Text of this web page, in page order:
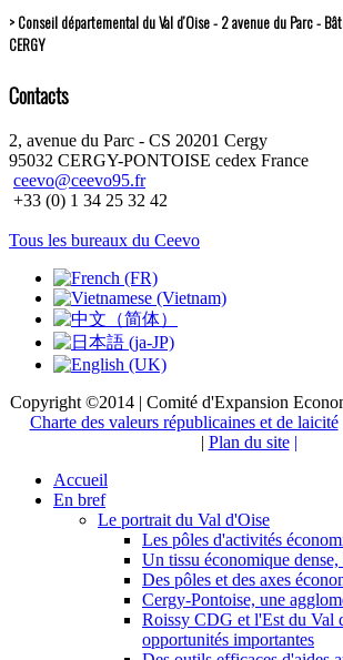
> Conseil départemental du Val d’Oise - 2 avenue du Parc -
CERGY
Contacts
2, avenue du Parc - CS 20201 Cergy
95032 CERGY-PONTOISE cedex France
ceevo@ceevo95.fr
+33 (0) 1 34 25 32 42
Tous les bureaux du Ceevo
Copyright ©2014 | Comité d'Expansion
Charte des valeurs républicaines et de laicité
| Plan du site |
Accueil
En bref
Le portrait du Val d'Oise
Les pôles d'activités
Un tissu économique
Des pôles et des axes
Cergy-Pontoise, une
Roissy CDG et l'Est du Val
opportunités importantes